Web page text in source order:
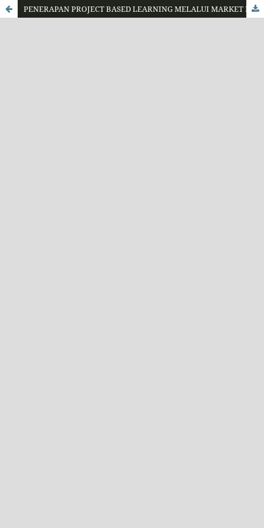
PENERAPAN PROJECT BASED LEARNING MELALUI MARKET DAY UNTUK MENINGKATKAN KREATIVITAS DAN HASIL BELAJAR MATERI KEGIATAN EKONOMI KELAS VII SMP NEGERI 3 KARANGANYAR